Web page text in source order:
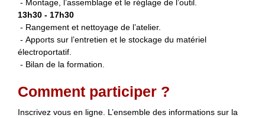
- Montage, l’assemblage et le réglage de l’outil.
13h30 - 17h30
- Rangement et nettoyage de l’atelier.
- Apports sur l’entretien et le stockage du matériel
électroportatif.
- Bilan de la formation.
Comment participer ?
Inscrivez vous en ligne. L’ensemble des informations sur la